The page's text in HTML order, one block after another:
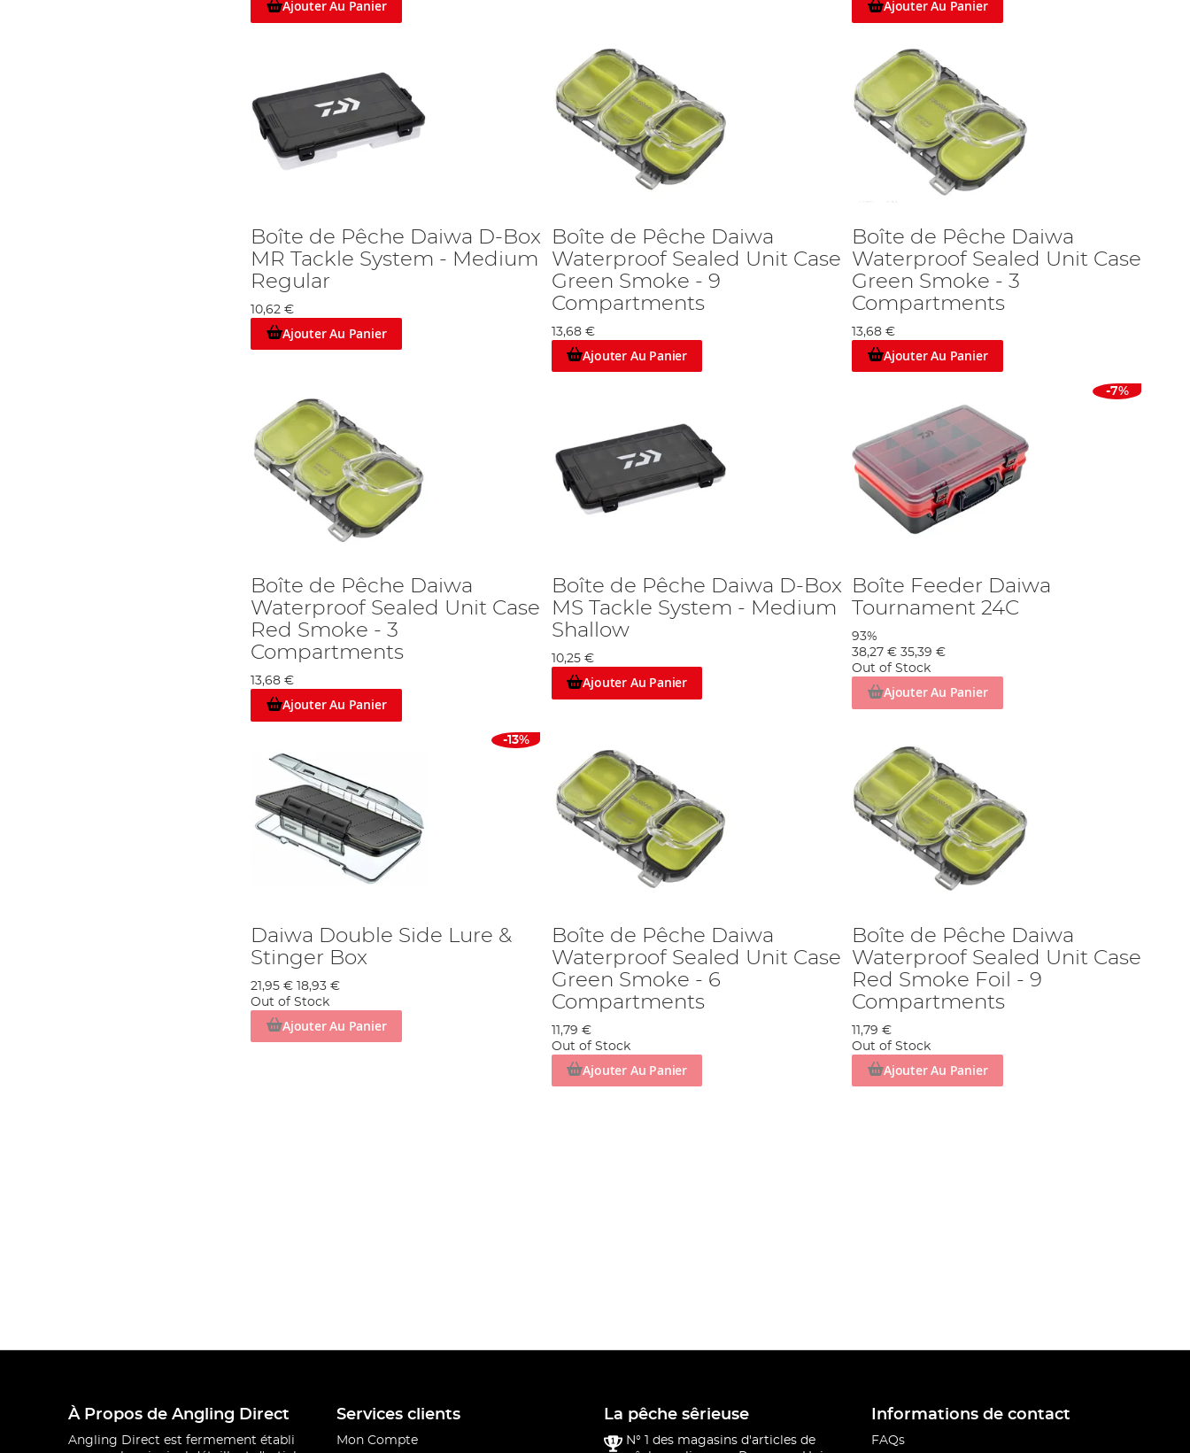
Ajouter Au Panier Ajouter Au Panier
Boîte de Pêche Daiwa D-Box
MR Tackle System - Medium
Regular
10,62 €
Ajouter Au Panier
Boîte de Pêche Daiwa
Waterproof Sealed Unit Case
Green Smoke - 9
Compartments
13,68 €
Ajouter Au Panier
Boîte de Pêche Daiwa
Waterproof Sealed Unit Case
Green Smoke - 3
Compartments
13,68 €
Ajouter Au Panier
Boîte de Pêche Daiwa
Waterproof Sealed Unit Case
Red Smoke - 3
Compartments
13,68 €
Ajouter Au Panier
Boîte de Pêche Daiwa D-Box
MS Tackle System - Medium
Shallow
10,25 €
Ajouter Au Panier
-7%
Boîte Feeder Daiwa
Tournament 24C
93%
38,27 € 35,39 €
Out of Stock
Ajouter Au Panier
-13%
Daiwa Double Side Lure &
Stinger Box
21,95 € 18,93 €
Out of Stock
Ajouter Au Panier
Boîte de Pêche Daiwa
Waterproof Sealed Unit Case
Green Smoke - 6
Compartments
11,79 €
Out of Stock
Ajouter Au Panier
Boîte de Pêche Daiwa
Waterproof Sealed Unit Case
Red Smoke Foil - 9
Compartments
11,79 €
Out of Stock
Ajouter Au Panier
À Propos de Angling Direct
Angling Direct est fermement établi
Services clients
Mon Compte
La pêche sêrieuse
N° 1 des magasins d'articles de
Informations de contact
FAQs